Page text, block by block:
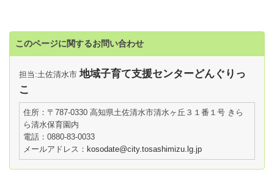
このページに関するお問い合わせ
担当:土佐清水市 地域子育て支援センターどんぐりっ
こ
住所：〒787-0330 高知県土佐清水市清水ヶ丘３１番１号 きら
ら清水保育園内
電話：0880-83-0033
メールアドレス： kosodate@city.tosashimizu.lg.jp